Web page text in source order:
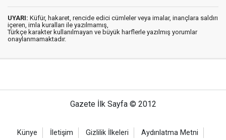
UYARI: Küfür, hakaret, rencide edici cümleler veya imalar, inançlara saldırı
içeren, imla kuralları ile yazılmamış,
Türkçe karakter kullanılmayan ve büyük harflerle yazılmış yorumlar
onaylanmamaktadır.
Gazete İlk Sayfa © 2012
Künye İletişim Gizlilik İlkeleri
Aydınlatma Metni